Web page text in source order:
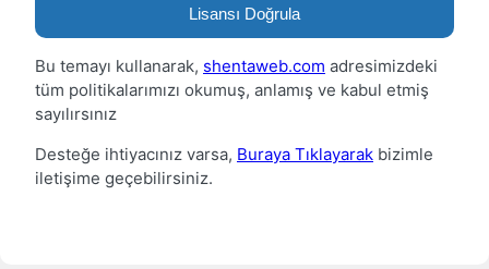
Lisansı Doğrula
Bu temayı kullanarak, shentaweb.com adresimizdeki
tüm politikalarımızı okumuş, anlamış ve kabul etmiş
sayılırsınız
Desteğe ihtiyacınız varsa, Buraya Tıklayarak bizimle
iletişime geçebilirsiniz.